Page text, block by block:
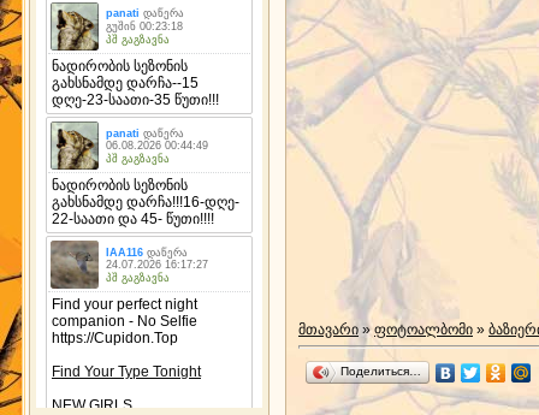
მთავარი »ფოტოალბომი »
Поделиться…